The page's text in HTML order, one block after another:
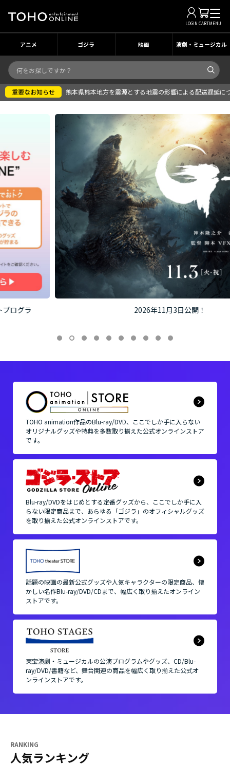
LOGIN CARTMENU
アニメ ゴジラ 映画 演劇・ミュージカル
熊本県熊本地方を震源とする地震の影響による配送遅延に
2026年11月3日公開！
TOHO animation作品のBlu-ray/DVD、ここでしか手に入らない
オリジナルグッズや特典を多数取り揃えた公式オンラインストア
です。
Blu-ray/DVDをはじめとする定番グッズから、
ここでしか手に入
らない限定商品まで、 あらゆる「ゴジラ」のオフィシャルグッズ
を取り揃えた公式オンラインストアです。
話題の映画の最新公式グッズや人気キャラクターの限定商品、 懐
かしい名作Blu-ray/DVD/CDまで、 幅広く取り揃えたオンライン
ストアです。
東宝演劇・ミュージカルの公演プログラムやグッズ、 CD/Blu-
ray/DVD/書籍など、舞台関連の商品を幅広く取り揃えた公式オ
ンラインストアです。
RANKING
人気ランキング